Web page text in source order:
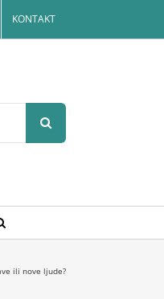
KONTAKT
ili nove ljude?